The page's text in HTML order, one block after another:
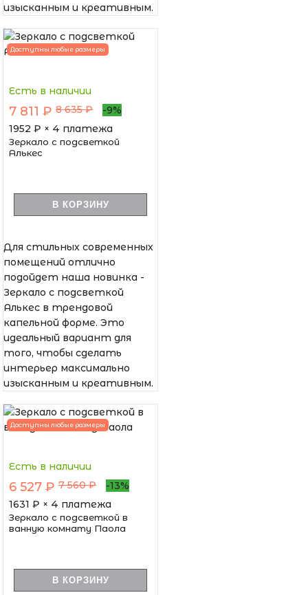
изысканным и креативным.
Доступны любые размеры
Есть в наличии
7 811 ₽ 8 635 ₽
-9%
1952 ₽ × 4 платежа
Зеркало с подсветкой
Алькес
В КОРЗИНУ
Для стильных современных
помещений отлично
подойдет наша новинка -
Зеркало с подсветкой
Алькес в трендовой
капельной форме. Это
идеальный вариант для
того, чтобы сделать
интерьер максимально
изысканным и креативным.
Доступны любые размеры
Есть в наличии
6 527 ₽ 7 560 ₽
-13%
1631 ₽ × 4 платежа
Зеркало с подсветкой в
ванную комнату Паола
В КОРЗИНУ